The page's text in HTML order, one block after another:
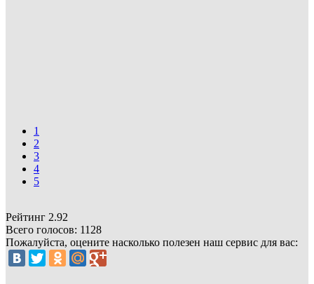
1
2
3
4
5
Рейтинг 2.92
Всего голосов: 1128
Пожалуйста, оцените насколько полезен наш сервис для вас: